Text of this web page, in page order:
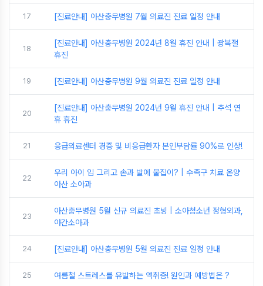
17 [진료안내] 아산충무병원 7월 의료진 진료 일정 안내
18
[진료안내] 아산충무병원 2024년 8월 휴진 안내 | 광복절
휴진
19 [진료안내] 아산충무병원 9월 의료진 진료 일정 안내
20
[진료안내] 아산충무병원 2024년 9월 휴진 안내 | 추석 연
휴 휴진
21 응급의료센터 경증 및 비응급환자 본인부담률 90%로 인상!
22
우리 아이 입 그리고 손과 발에 물집이? | 수족구 치료 온양
아산 소아과
23
아산충무병원 5월 신규 의료진 초빙 | 소아청소년 정형외과,
야간소아과
24 [진료안내] 아산충무병원 5월 의료진 진료 일정 안내
25 여름철 스트레스를 유발하는 액취증! 원인과 예방법은 ?